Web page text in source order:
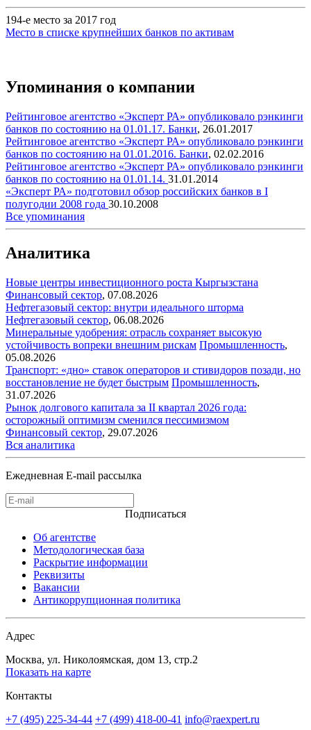
194-е место за 2017 год
Место в списке крупнейших банков по активам
Упоминания о компании
Рейтинговое агентство «Эксперт РА» опубликовало рэнкинги
банков по состоянию на 01.01.17. Банки, 26.01.2017
Рейтинговое агентство «Эксперт РА» опубликовало рэнкинги
банков по состоянию на 01.01.2016. Банки, 02.02.2016
Рейтинговое агентство «Эксперт РА» опубликовало рэнкинги
банков по состоянию на 01.01.14. 31.01.2014
«Эксперт РА» подготовил обзор российских банков в I
полугодии 2008 года 30.10.2008
Все упоминания
Аналитика
Новые центры инвестиционного роста Кыргызстана
Финансовый сектор, 07.08.2026
Нефтегазовый сектор: внутри идеального шторма
Нефтегазовый сектор, 06.08.2026
Минеральные удобрения: отрасль сохраняет высокую
устойчивость вопреки внешним рискам Промышленность,
05.08.2026
Транспорт: «дно» ставок операторов и стивидоров позади, но
восстановление не будет быстрым Промышленность,
31.07.2026
Рынок долгового капитала за II квартал 2026 года:
осторожный оптимизм сменился пессимизмом
Финансовый сектор, 29.07.2026
Вся аналитика
Ежедневная E-mail рассылка
Подписаться
Об агентстве
Методологическая база
Раскрытие информации
Реквизиты
Вакансии
Антикоррупционная политика
Адрес
Москва, ул. Николоямская, дом 13, стр.2
Показать на карте
Контакты
+7 (495) 225-34-44 +7 (499) 418-00-41 info@raexpert.ru